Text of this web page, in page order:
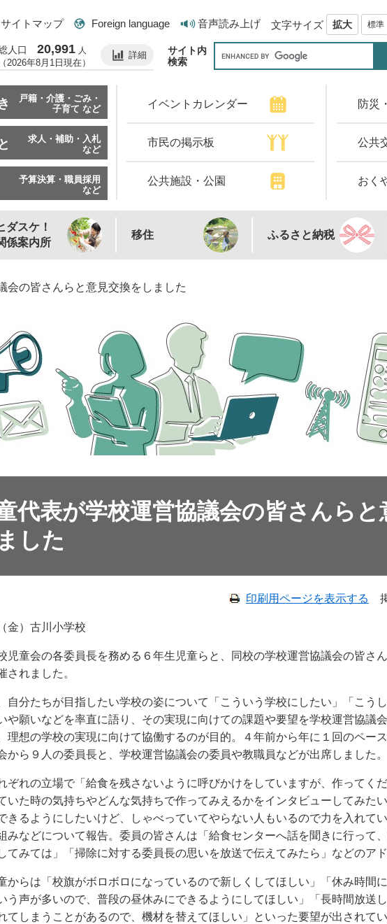
サイトマップ Foreign language 音声読み上げ 文字サイズ 拡大 標準
人口 20,991 人
（2026年8月1日現在）
詳細
サイト内
検索
戸籍・介護・ごみ・
子育て など
求人・補助・入札
など
予算決算・職員採用
など
イベントカレンダー 防災
市民の掲示板 公共
公共施設・公園 おく
ダスケ！
係案内所
移住 ふるさと納税
会の皆さんらと意見交換をしました
代表が学校運営協議会の皆さんらと
した
印刷用ページを表示する
金）古川小学校
児童会の各委員長を務める６年生児童らと、同校の学校運営協議会の皆さ
されました。
自分たちが目指したい学校の姿について「こういう学校にしたい」「こう
や願いなどを率直に語り、その実現に向けての課題や要望を学校運営協議
理想の学校の実現に向けて協働するのが目的。４年前から年に１回のペー
から９人の委員長と、学校運営協議会の委員や教職員などが出席しました。
ぞれの立場で「給食を残さないように呼びかけをしていますが、作ってく
いた時の気持ちやどんな気持ちで作ってみえるかをインタビューしてみた
きるようにしたいけど、しゃべっていてやらない人もいるので力を入れて
みなどについて報告。委員の皆さんは「給食センターへ話を聞きに行って
てみては」「掃除に対する委員長の思いを放送で伝えてみたら」などのア
からは「校旗がボロボロになっているので新しくしてほしい」「休み時間
う声が多いので、普段の昼休みにできるようにしてほしい」「長時間放送
てしまうことがあるので、機材を替えてほしい」といった要望が出されてい